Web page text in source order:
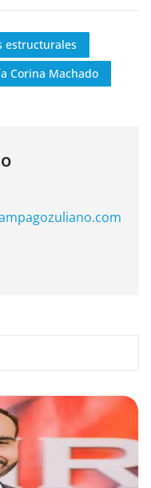
estructurales
Corina Machado